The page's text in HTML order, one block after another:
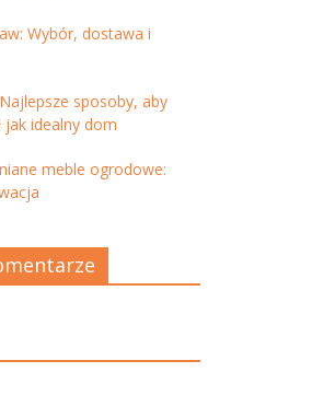
Wybór, dostawa i
sposoby, aby
jak idealny dom
meble ogrodowe: